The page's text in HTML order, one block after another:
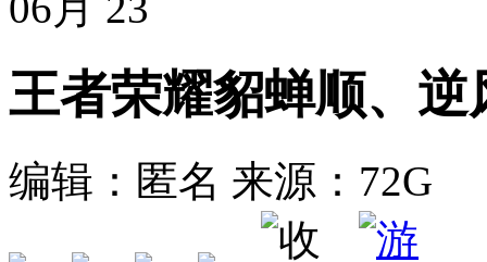
王者荣耀貂蝉顺、
编辑：匿名 来源：72G